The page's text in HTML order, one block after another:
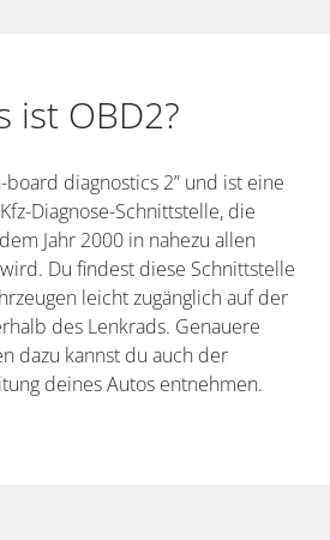
ist OBD2?
board diagnostics 2” und ist eine
Diagnose-Schnittstelle, die
Jahr 2000 in nahezu allen
Du findest diese Schnittstelle
leicht zugänglich auf der
des Lenkrads. Genauere
dazu kannst du auch der
deines Autos entnehmen.